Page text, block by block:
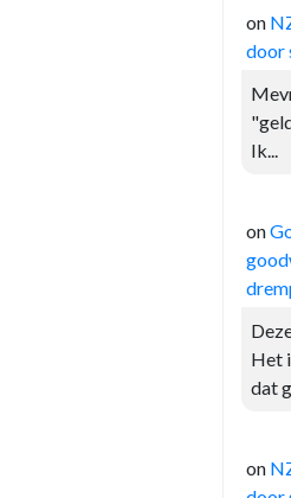
on
door
Ik...
on
Het
dat
on